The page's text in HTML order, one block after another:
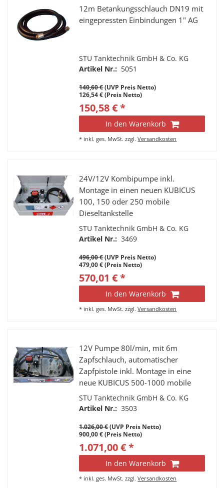
12m Betankungsschlauch DN19 mit
eingepressten Einbindungen 1" AG
STU Tanktechnik GmbH & Co. KG
Artikel Nr.: 5051
140,60 €(UVP Preis Netto)
126,54 € (Preis Netto)
150,58 € *
In den Warenkorb
* inkl. ges. MwSt. zzgl.Versandkosten
24V/12V Kombipumpe inkl.
Montage in einen neuen KUBICUS
100, 150 oder 250 mobile
Dieseltankstelle
STU Tanktechnik GmbH & Co. KG
Artikel Nr.: 3469
496,00 €(UVP Preis Netto)
479,00 € (Preis Netto)
570,01 € *
In den Warenkorb
* inkl. ges. MwSt. zzgl.Versandkosten
12V Pumpe 80l/min, mit 6m
Zapfschlauch, automatischer
Zapfpistole inkl. Montage in eine
neue KUBICUS 500-1000 mobile
Tankstelle
STU Tanktechnik GmbH & Co. KG
Artikel Nr.: 3503
1.026,00 €(UVP Preis Netto)
900,00 € (Preis Netto)
1.071,00 € *
In den Warenkorb
* inkl. ges. MwSt. zzgl.Versandkosten